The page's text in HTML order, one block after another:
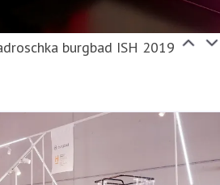
burgbad ISH 2019